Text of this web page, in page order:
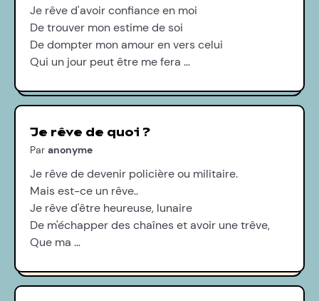
Je rêve d'avoir confiance en moi
De trouver mon estime de soi
De dompter mon amour en vers celui
Qui un jour peut être me fera …
Je rêve de quoi ?
Par anonyme
Je rêve de devenir policière ou militaire.
Mais est-ce un rêve..
Je rêve d'être heureuse, lunaire
De m'échapper des chaînes et avoir une trêve,
Que ma …